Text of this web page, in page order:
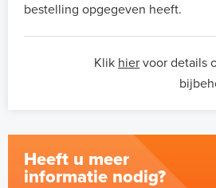
bestelling opgegeven heeft.
Klik hier voor details
Heeft u meer
informatie nodig?